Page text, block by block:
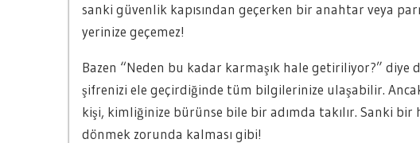
sanki güvenlik kapısından geçerken bir anahtar veya
yerinize geçemez!
Bazen “Neden bu kadar karmaşık hale getiriliyor?” diye
şifrenizi ele geçirdiğinde tüm bilgilerinize ulaşabilir.
kişi, kimliğinize bürünse bile bir adımda takılır. Sanki bir
dönmek zorunda kalması gibi!